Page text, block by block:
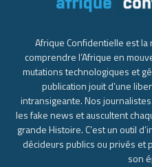
Afrique Confidentielle est
comprendre l’Afrique en
mutations technologiques et
publication jouit d’une
intransigeante. Nos
les fake news et auscultent
grande Histoire. C’est un outil
décideurs publics ou privés et
son